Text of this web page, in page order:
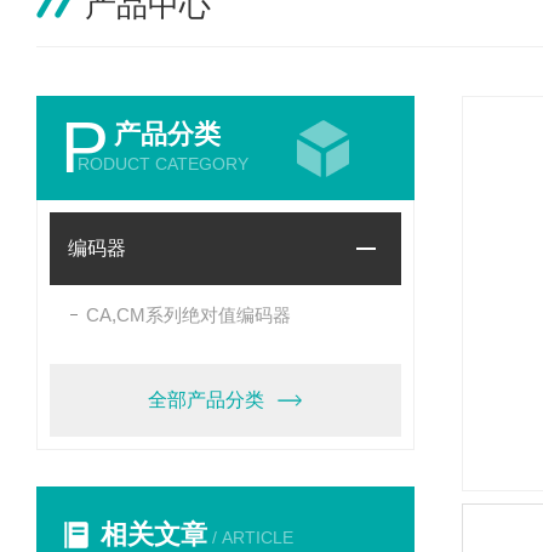
P 产品分类
RODUCT CATEGORY
编码器
CA,CM系列绝对值编码器
全部产品分类
相关文章 / ARTICLE